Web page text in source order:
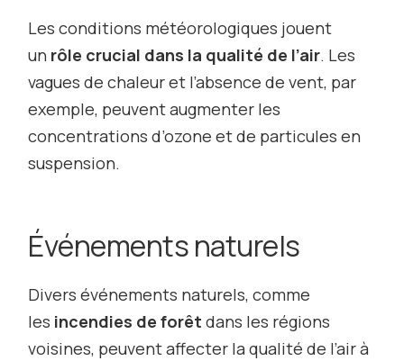
Les conditions météorologiques jouent
un rôle crucial dans la qualité de l’air. Les
vagues de chaleur et l’absence de vent, par
exemple, peuvent augmenter les
concentrations d’ozone et de particules en
suspension.
Événements naturels
Divers événements naturels, comme
les incendies de forêt dans les régions
voisines, peuvent affecter la qualité de l’air à